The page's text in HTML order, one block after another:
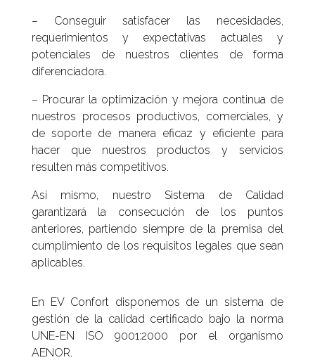
– Conseguir satisfacer las necesidades,
requerimientos y expectativas actuales y
potenciales de nuestros clientes de forma
diferenciadora.
– Procurar la optimización y mejora continua de
nuestros procesos productivos, comerciales, y
de soporte de manera eficaz y eficiente para
hacer que nuestros productos y servicios
resulten más competitivos.
Así mismo, nuestro Sistema de Calidad
garantizará la consecución de los puntos
anteriores, partiendo siempre de la premisa del
cumplimiento de los requisitos legales que sean
aplicables.
En EV Confort disponemos de un sistema de
gestión de la calidad certificado bajo la norma
UNE-EN ISO 9001:2000 por el organismo
AENOR.